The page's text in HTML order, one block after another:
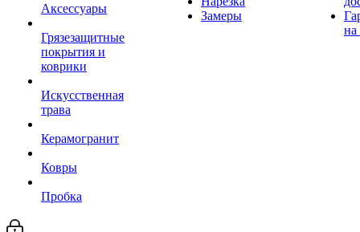
Аксессуары
Грязезащитные
покрытия и
коврики
Искусственная
трава
Керамогранит
Ковры
Пробка
Замеры
на